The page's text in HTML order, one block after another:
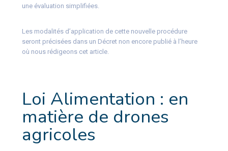
une évaluation simplifiées.
Les modalités d’application de cette nouvelle procédure
seront précisées dans un Décret non encore publié à l’heure
où nous rédigeons cet article.
Loi Alimentation : en
matière de drones
agricoles